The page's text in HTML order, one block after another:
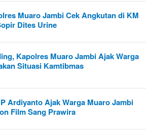
Muaro Jambi Cek Angkutan di KM
Dites Urine
Kapolres Muaro Jambi Ajak Warga
Situasi Kamtibmas
Ardiyanto Ajak Warga Muaro Jambi
Film Sang Prawira